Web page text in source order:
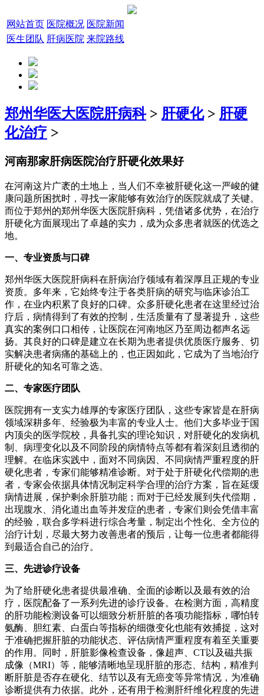
网站首页 医院概况 医院新闻
医生团队 肝病医院 来院路线
郑州华医大医院肝病科> 肝硬化> 肝硬
化治疗 >
河南那家肝病医院治疗肝硬化效果好
在河南这片广袤的土地上，当人们不幸被肝硬化这一严峻的健
康问题所困扰时，寻找一家能够有效治疗的医院就成了关键。
而位于郑州的郑州华医大医院肝病科，凭借诸多优势，在治疗
肝硬化方面展现出了卓越的实力，成为众多患者就医的优选之
地。
一、专业资质与口碑
郑州华医大医院肝病科在肝病治疗领域有着深厚且正规的专业
资质。多年来，它始终专注于各类肝病的研究与临床诊治工
作，在业内积累了良好的口碑。众多肝硬化患者在这里经过治
疗后，病情得到了有效的控制，生活质量有了显著提升，这些
真实的案例口口相传，让医院在河南地区乃至周边都声名远
扬。其良好的口碑是建立在长期为患者提供优质医疗服务、切
实解决患者病痛的基础上的，也正因如此，它成为了当地治疗
肝硬化的知名可靠之选。
二、专家医疗团队
医院拥有一支实力雄厚的专家医疗团队，这些专家皆是在肝病
领域深耕多年、经验极为丰富的专业人士。他们大多毕业于国
内顶尖的医学院校，具备扎实的理论知识，对肝硬化的发病机
制、病理变化以及不同阶段的病情特点等都有着深刻且透彻的
理解。在临床实践中，面对不同病因、不同病情严重程度的肝
硬化患者，专家们能够精准诊断。对于处于肝硬化代偿期的患
者，专家会依据具体情况制定科学合理的治疗方案，旨在延缓
病情进展，保护剩余肝脏功能；而对于已经发展到失代偿期，
出现腹水、消化道出血等并发症的患者，专家们则会凭借丰富
的经验，联合多学科进行综合考量，制定出个性化、全方位的
治疗计划，尽最大努力改善患者的预后，让每一位患者都能得
到最适合自己的治疗。
三、先进诊疗设备
为了给肝硬化患者提供最准确、全面的诊断以及最有效的治
疗，医院配备了一系列先进的诊疗设备。在检测方面，高精度
的肝功能检测设备可以细致分析肝脏的各项功能指标，哪怕转
氨酶、胆红素、白蛋白等指标的细微变化也能有效捕捉，这对
于准确把握肝脏的功能状态、评估病情严重程度有着至关重要
的作用。同时，肝脏影像检查设备，像超声、CT以及磁共振
成像（MRI）等，能够清晰地呈现肝脏的形态、结构，精准判
断肝脏是否存在硬化、结节以及有无癌变等异常情况，为准确
诊断提供有力依据。此外，还有用于检测肝纤维化程度的先进